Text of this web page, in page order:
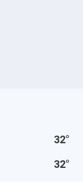
32°
32°